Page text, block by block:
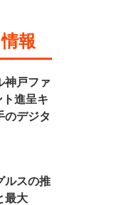
報
神戸ファ
進呈キ
のデジタ
ルスの推
最大